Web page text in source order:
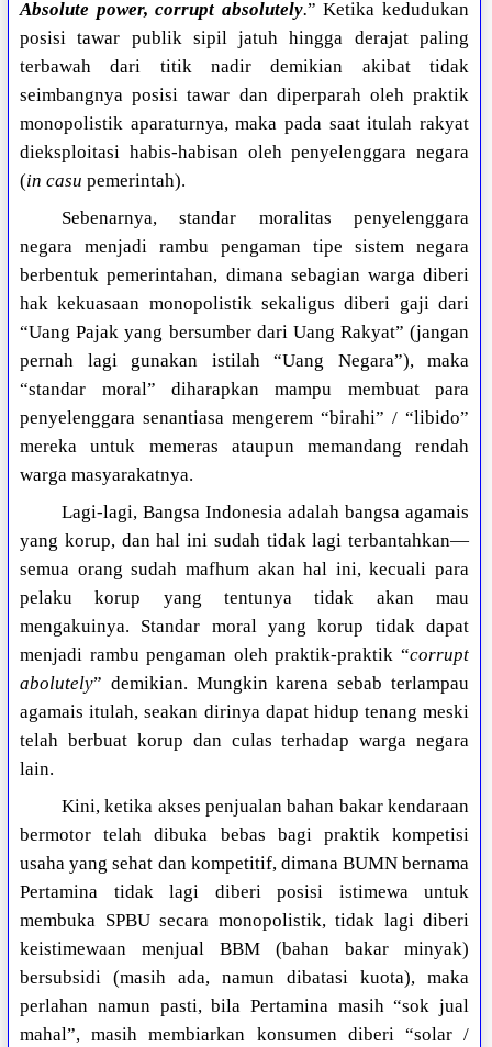
Absolute power, corrupt absolutely.” Ketika kedudukan
posisi tawar publik sipil jatuh hingga derajat paling
terbawah dari titik nadir demikian akibat tidak
seimbangnya posisi tawar dan diperparah oleh praktik
monopolistik aparaturnya, maka pada saat itulah rakyat
dieksploitasi habis-habisan oleh penyelenggara negara
(in casu pemerintah).
Sebenarnya, standar moralitas penyelenggara
negara menjadi rambu pengaman tipe sistem negara
berbentuk pemerintahan, dimana sebagian warga diberi
hak kekuasaan monopolistik sekaligus diberi gaji dari
“Uang Pajak yang bersumber dari Uang Rakyat” (jangan
pernah lagi gunakan istilah “Uang Negara”), maka
“standar moral” diharapkan mampu membuat para
penyelenggara senantiasa mengerem “birahi” / “libido”
mereka untuk memeras ataupun memandang rendah
warga masyarakatnya.
Lagi-lagi, Bangsa Indonesia adalah bangsa agamais
yang korup, dan hal ini sudah tidak lagi terbantahkan—
semua orang sudah mafhum akan hal ini, kecuali para
pelaku korup yang tentunya tidak akan mau
mengakuinya. Standar moral yang korup tidak dapat
menjadi rambu pengaman oleh praktik-praktik “corrupt
abolutely” demikian. Mungkin karena sebab terlampau
agamais itulah, seakan dirinya dapat hidup tenang meski
telah berbuat korup dan culas terhadap warga negara
lain.
Kini, ketika akses penjualan bahan bakar kendaraan
bermotor telah dibuka bebas bagi praktik kompetisi
usaha yang sehat dan kompetitif, dimana BUMN bernama
Pertamina tidak lagi diberi posisi istimewa untuk
membuka SPBU secara monopolistik, tidak lagi diberi
keistimewaan menjual BBM (bahan bakar minyak)
bersubsidi (masih ada, namun dibatasi kuota), maka
perlahan namun pasti, bila Pertamina masih “sok jual
mahal”, masih membiarkan konsumen diberi “solar /